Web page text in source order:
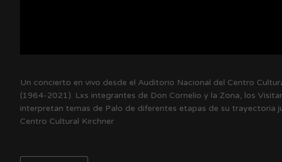
Un concierto en vivo desde el Auditorio Nacional del Centro
(1964-2021). Lxs integrantes de Don Cornelio y la Zona, los
interpretan temas de Palo de diferentes etapas de su trayectoria
Centro Cultural Kirchner